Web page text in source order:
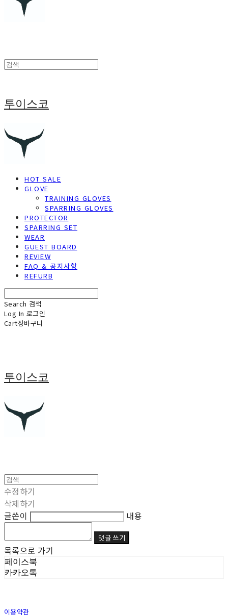
투이스코
HOT SALE
GLOVE
TRAINING GLOVES
SPARRING GLOVES
PROTECTOR
SPARRING SET
WEAR
GUEST BOARD
REVIEW
FAQ & 공지사항
REFURB
Search 검색
Log In 로그인
Cart장바구니
투이스코
수정하기
삭제하기
글쓴이
내용
댓글 쓰기
목록으로 가기
페이스북
카카오톡
이용약관